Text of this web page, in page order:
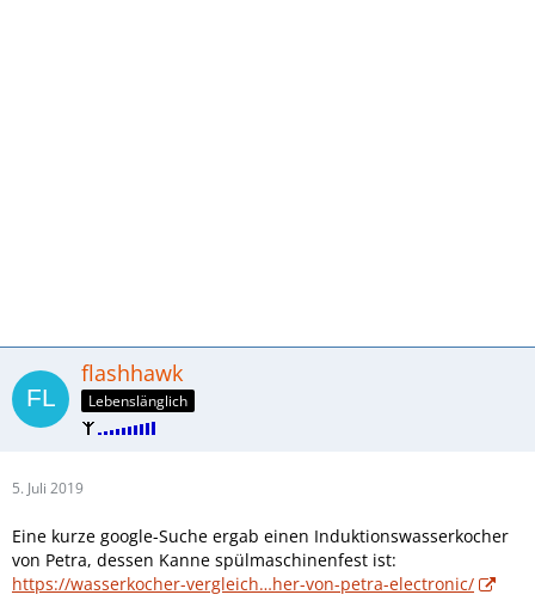
flashhawk
Lebenslänglich
5. Juli 2019
Eine kurze google-Suche ergab einen Induktionswasserkocher
von Petra, dessen Kanne spülmaschinenfest ist:
https://wasserkocher-vergleich…her-von-petra-electronic/